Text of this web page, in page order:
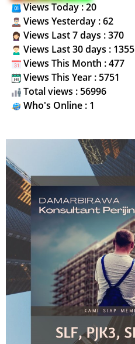
Views Today : 20
Views Yesterday : 62
Views Last 7 days : 370
Views Last 30 days : 1355
Views This Month : 477
Views This Year : 5751
Total views : 56996
Who's Online : 1